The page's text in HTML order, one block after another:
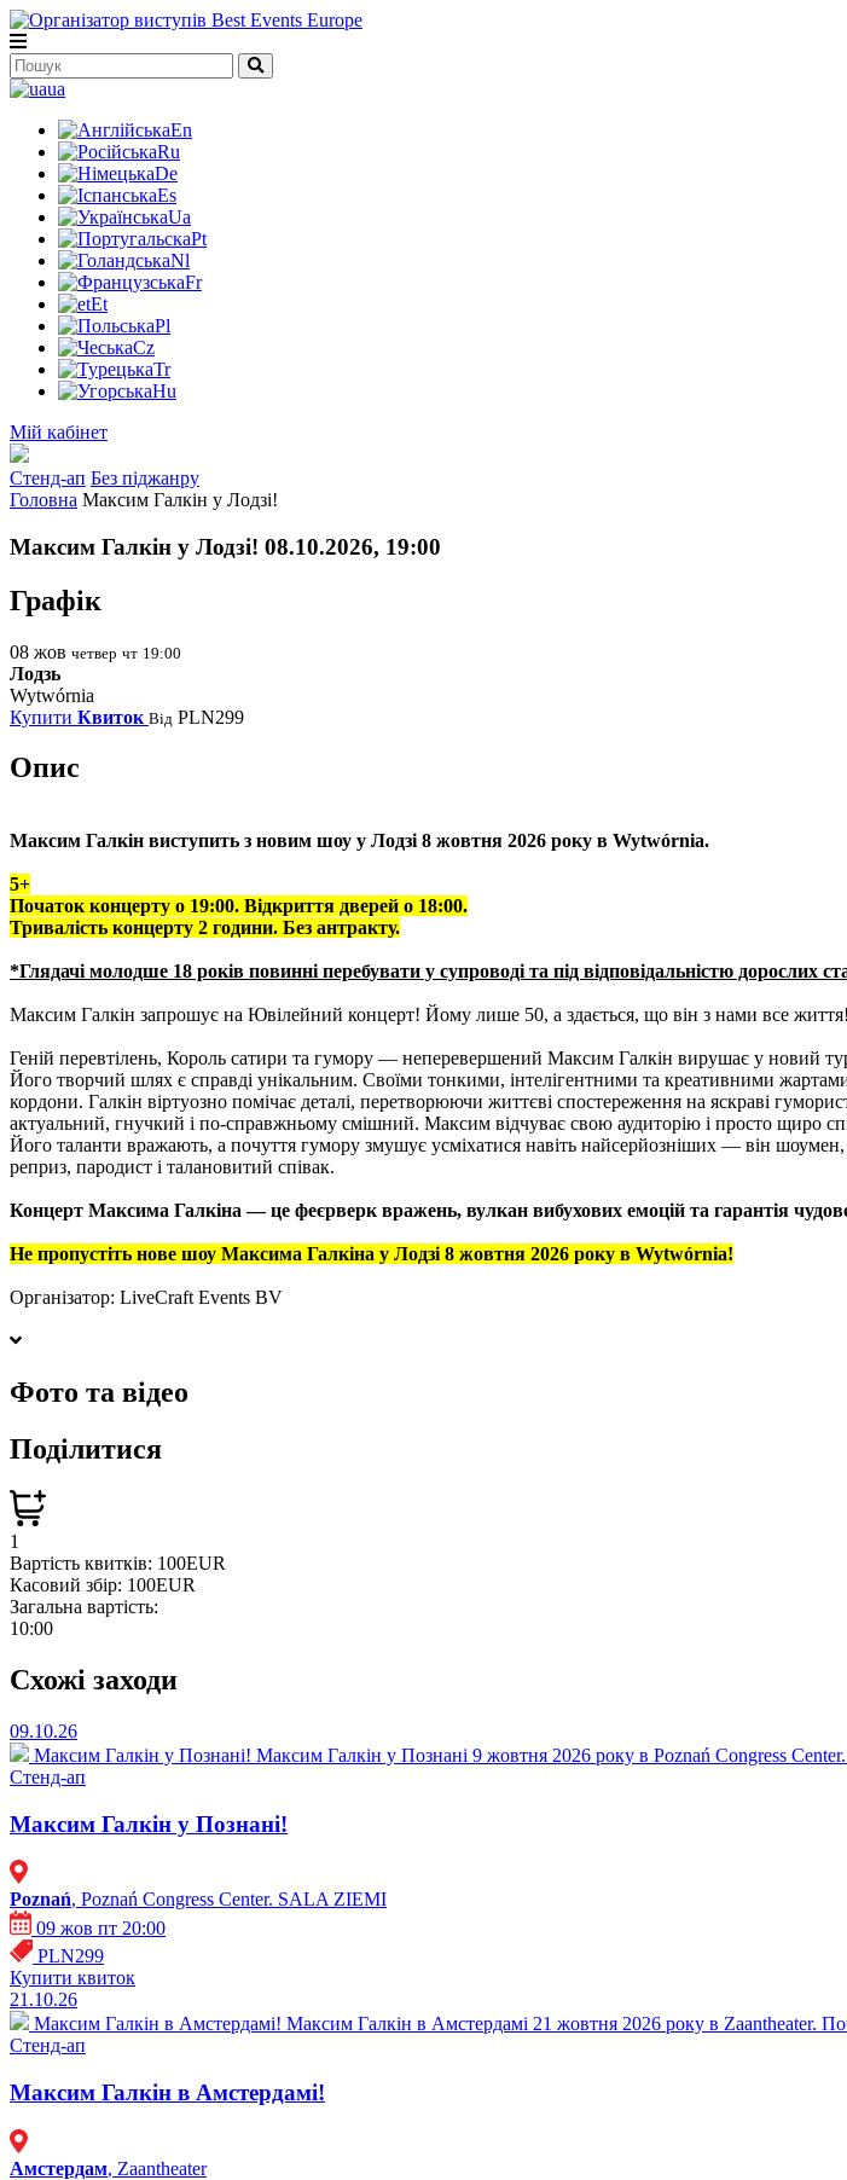
ua
En
Ru
De
Es
Ua
Pt
Nl
Fr
Et
Pl
Cz
Tr
Hu
Мій кабінет
Стенд-ап Без піджанру
Головна Максим Галкін у Лодзі!
Максим Галкін у Лодзі! 08.10.2026, 19:00
Графік
08 жов четвер чт 19:00
Лодзь
Wytwórnia
Купити Квиток Від PLN299
Опис
Максим Галкін виступить з новим шоу у Лодзі 8 жовтня 2026 року в Wytwórnia.
5+
Початок концерту о 19:00. Відкриття дверей о 18:00.
Тривалість концерту 2 години. Без антракту.
*Глядачі молодше 18 років повинні перебувати у супроводі та під відповідальністю дорослих
Максим Галкін запрошує на Ювілейний концерт! Йому лише 50, а здається, що він з нами все життя!
Геній перевтілень, Король сатири та гумору — неперевершений Максим Галкін вирушає у новий
Його творчий шлях є справді унікальним. Своїми тонкими, інтелігентними та креативними
кордони. Галкін віртуозно помічає деталі, перетворюючи життєві спостереження на яскраві
актуальний, гнучкий і по-справжньому смішний. Максим відчуває свою аудиторію і просто щиро
Його таланти вражають, а почуття гумору змушує усміхатися навіть найсерйозніших — він
реприз, пародист і талановитий співак.
Концерт Максима Галкіна — це феєрверк вражень, вулкан вибухових емоцій та гарантія
Не пропустіть нове шоу Максима Галкіна у Лодзі 8 жовтня 2026 року в Wytwórnia!
Організатор: LiveCraft Events BV
Фото та відео
Поділитися
1
Вартість квитків: 100EUR
Касовий збір: 100EUR
Загальна вартість:
10:00
Схожі заходи
09.10.26
Максим Галкін у Познані! Максим Галкін у Познані 9 жовтня 2026 року в Poznań Congress
Стенд-ап
Максим Галкін у Познані!
Poznań, Poznań Congress Center. SALA ZIEMI
09 жов пт 20:00
PLN299
Купити квиток
21.10.26
Максим Галкін в Амстердамі! Максим Галкін в Амстердамі 21 жовтня 2026 року в Zaantheater.
Стенд-ап
Максим Галкін в Амстердамі!
Амстердам, Zaantheater